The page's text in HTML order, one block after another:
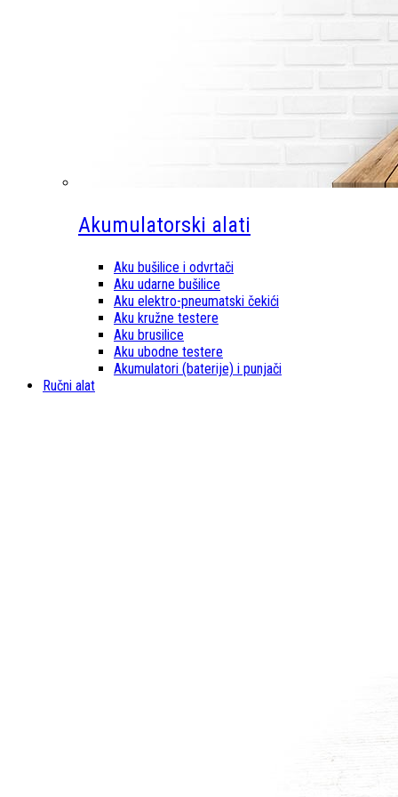
Akumulatorski alati
Aku bušilice i odvrtači
Aku udarne bušilice
Aku elektro-pneumatski čekići
Aku kružne testere
Aku brusilice
Aku ubodne testere
Akumulatori (baterije) i punjači
Ručni alat